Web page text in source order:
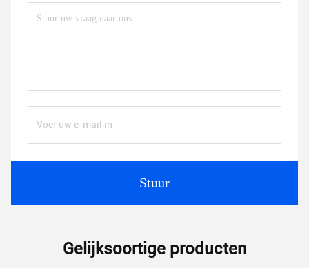
Stuur
Gelijksoortige producten